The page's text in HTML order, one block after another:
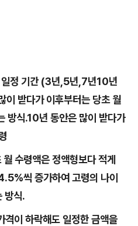
정 기간 (3년,5년,7년10년
이 받다가 이후부터는 당초 월
방식.10년 동안은 많이 받다가
수령액은 정액형보다 적게
씩 증가하여 고령의 나이
방식.
격이 하락해도 일정한 금액을